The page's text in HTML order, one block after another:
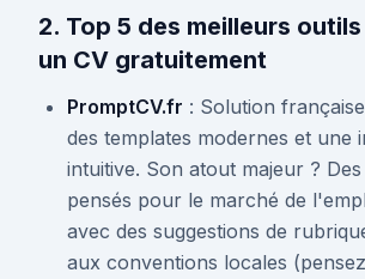
2. Top 5 des meilleurs
un CV gratuitement
PromptCV.fr : Solution
des templates modernes et une
intuitive. Son atout majeur ?
pensés pour le marché de
avec des suggestions de
aux conventions locales